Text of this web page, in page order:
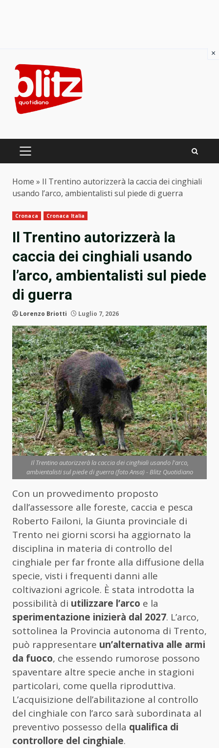
content
PRIMARY
Home » Il Trentino autorizzerà la caccia dei cinghiali
usando l’arco, ambientalisti sul piede di guerra
Cronaca Cronaca Italia
Il Trentino autorizzerà la
caccia dei cinghiali usando
l’arco, ambientalisti sul piede
di guerra
Lorenzo Briotti Luglio 7, 2026
Il Trentino autorizzerà la caccia dei cinghiali usando l'arco,
ambientalisti sul piede di guerra (foto Ansa) - Blitz Quotidiano
Con un provvedimento proposto
dall’assessore alle foreste, caccia e pesca
Roberto Failoni, la Giunta provinciale di
Trento nei giorni scorsi ha aggiornato la
disciplina in materia di controllo del
cinghiale per far fronte alla diffusione della
specie, visti i frequenti danni alle
coltivazioni agricole. È stata introdotta la
possibilità di utilizzare l’arco e la
sperimentazione inizierà dal 2027. L’arco,
sottolinea la Provincia autonoma di Trento,
può rappresentare un’alternativa alle armi
da fuoco, che essendo rumorose possono
spaventare altre specie anche in stagioni
particolari, come quella riproduttiva.
L’acquisizione dell’abilitazione al controllo
del cinghiale con l’arco sarà subordinata al
preventivo possesso della qualifica di
controllore del cinghiale.
×